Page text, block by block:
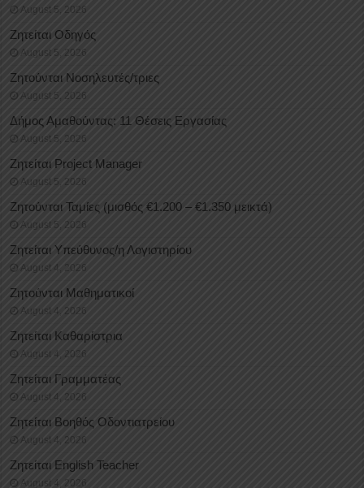
August 5, 2026
Ζητείται Οδηγός
August 5, 2026
Ζητούνται Νοσηλευτές/τριες
August 5, 2026
Δήμος Αμαθούντας: 11 Θέσεις Εργασίας
August 5, 2026
Ζητείται Project Manager
August 5, 2026
Ζητούνται Ταμίες (μισθός €1.200 – €1.350 μεικτά)
August 5, 2026
Ζητείται Υπεύθυνος/η Λογιστηρίου
August 4, 2026
Ζητούνται Μαθηματικοί
August 4, 2026
Ζητείται Καθαρίστρια
August 4, 2026
Ζητείται Γραμματέας
August 4, 2026
Ζητείται Βοηθός Οδοντιατρείου
August 4, 2026
Ζητείται English Teacher
August 4, 2026